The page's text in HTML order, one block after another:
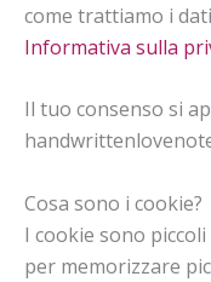
come trattiamo i
Informativa sulla
Il tuo consenso si
Cosa sono i cookie?
I cookie sono
per memorizzare